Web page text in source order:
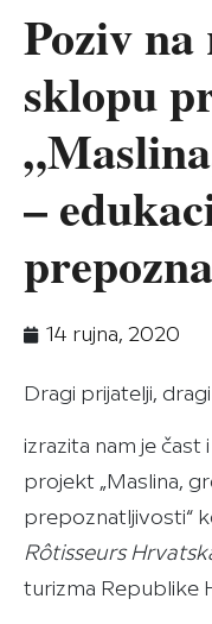
Poziv
sklopu
–
14 rujna, 2020
Dragi prijatelji,
izrazita nam je
projekt „Maslina,
prepoznatljivosti“
Rôtisseurs
turizma Republike